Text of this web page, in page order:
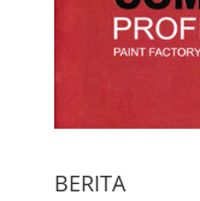
BERITA